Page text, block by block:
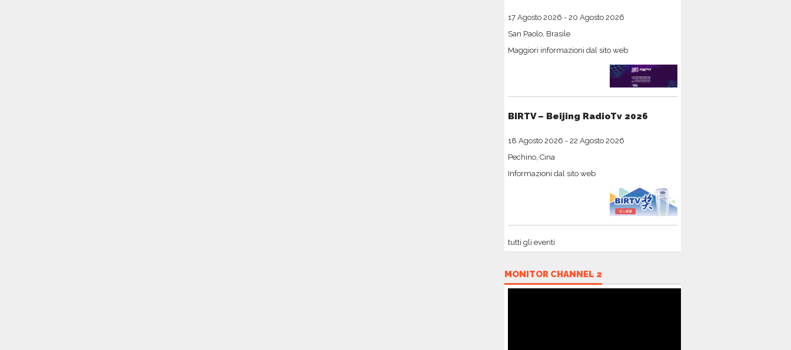
17 Agosto 2026 - 20 Agosto 2026
San Paolo, Brasile
Maggiori informazioni dal sito web
BIRTV – Beijing RadioTv 2026
18 Agosto 2026 - 22 Agosto 2026
Pechino, Cina
Informazioni dal sito web
tutti gli eventi
MONITOR CHANNEL 2